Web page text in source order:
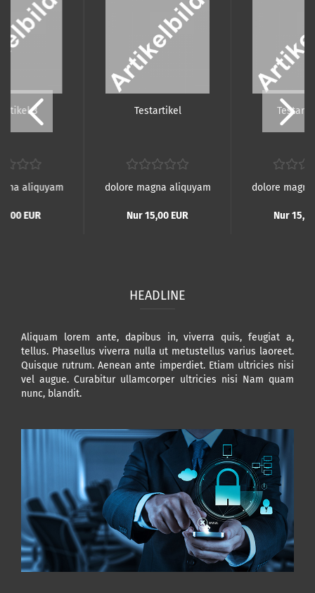
3
aliquyam
EUR
Te­st­ar­ti­kel
dolore magna aliquyam
Nur 15,00 EUR
dolore
Nur
HEADLINE
Aliquam lorem ante, dapibus in, viverra quis, feugiat a,
tellus. Phasellus viverra nulla ut metustellus varius laoreet.
Quisque rutrum. Aenean ante imperdiet. Etiam ultricies nisi
vel augue. Curabitur ullamcorper ultricies nisi Nam quam
nunc, blandit.